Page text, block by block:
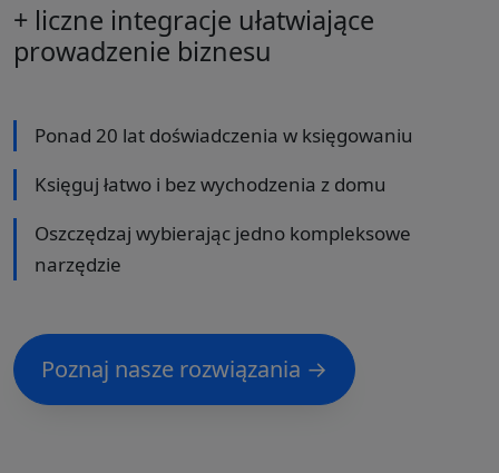
+ liczne integracje ułatwiające
prowadzenie biznesu
Ponad 20 lat doświadczenia w księgowaniu
Księguj łatwo i bez wychodzenia z domu
Oszczędzaj wybierając jedno kompleksowe
narzędzie
Poznaj nasze rozwiązania →